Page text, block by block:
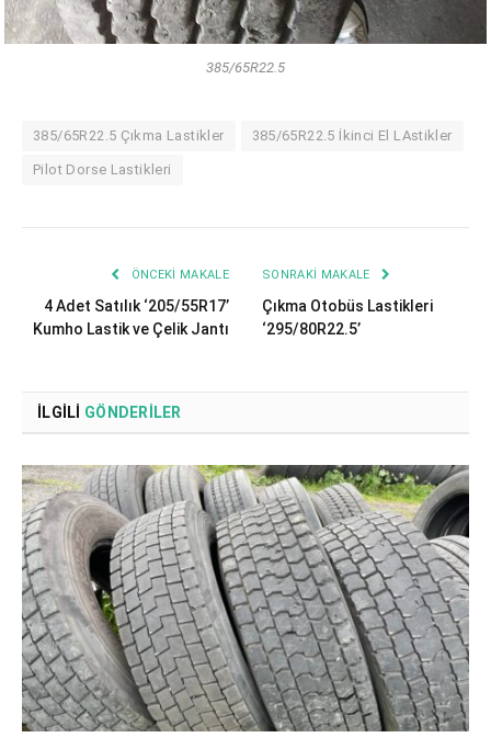
385/65R22.5
385/65R22.5 Çıkma Lastikler 385/65R22.5 İkinci El LAstikler
Pilot Dorse Lastikleri
ÖNCEKI MAKALE
4 Adet Satılık ‘205/55R17’
Kumho Lastik ve Çelik Jantı
SONRAKI MAKALE
Çıkma Otobüs Lastikleri
‘295/80R22.5’
İLGILI GÖNDERILER